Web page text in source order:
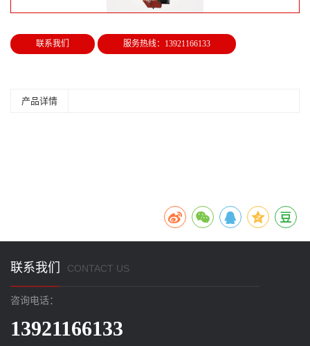
联系我们 服务热线：13921166133
产品详情
联系我们 CONTACT US
咨询电话：
13921166133